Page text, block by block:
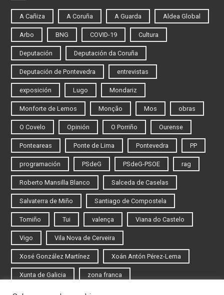
A Cañiza A Coruña A Guarda Aldea Global
Arbo BNG COVID-19 Cultura
Deputación Deputación da Coruña
Deputación de Pontevedra entrevistas
exposición Lugo Mondariz
Monforte de Lemos Monção Mos obras
O Covelo Opinión O Porriño Ourense
Ponteareas Ponte de Lima Pontevedra PP
programación PSdeG PSdeG-PSOE rag
Roberto Mansilla Blanco Salceda de Caselas
Salvaterra de Miño Santiago de Compostela
Tomiño Tui valença Viana do Castelo
Vigo Vila Nova de Cerveira
Xosé González Martínez Xoán Antón Pérez-Lema
Xunta de Galicia zona franca